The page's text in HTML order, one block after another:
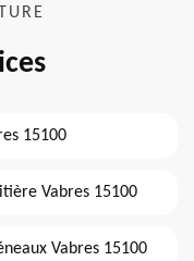
15100
Vabres 15100
Vabres 15100